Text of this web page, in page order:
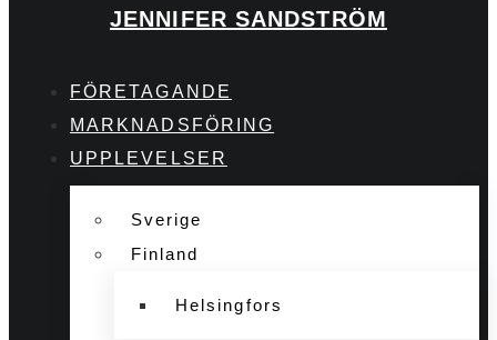
JENNIFER SANDSTRÖM
FÖRETAGANDE
MARKNADSFÖRING
UPPLEVELSER
Sverige
Finland
Helsingfors